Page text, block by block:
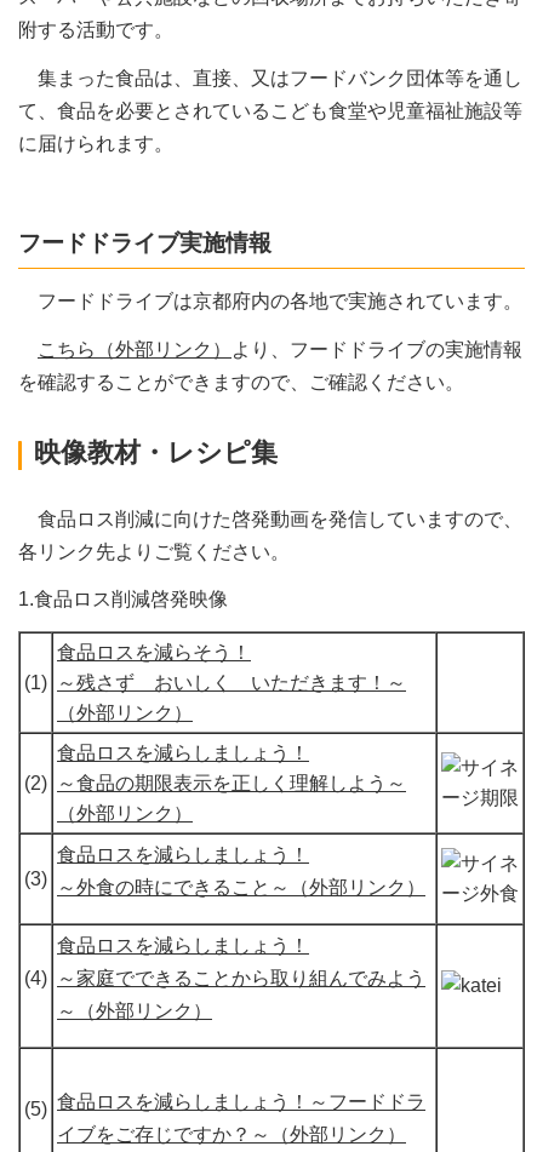
附する活動です。
集まった食品は、直接、又はフードバンク団体等を通し
て、食品を必要とされているこども食堂や児童福祉施設等
に届けられます。
フードドライブ実施情報
フードドライブは京都府内の各地で実施されています。
こちら（外部リンク）
より、フードドライブの実施情報
を確認することができますので、ご確認ください。
映像教材・レシピ集
食品ロス削減に向けた啓発動画を発信していますので、
各リンク先よりご覧ください。
1.食品ロス削減啓発映像
(1)
食品ロスを減らそう！
～残さず おいしく いただきます！～
（外部リンク）
(2)
食品ロスを減らしましょう！
～食品の期限表示を正しく理解しよう～
（外部リンク）
(3)
食品ロスを減らしましょう！
～外食の時にできること～（外部リンク）
(4)
食品ロスを減らしましょう！
～家庭でできることから取り組んでみよう
～（外部リンク）
(5) 食品ロスを減らしましょう！～フードドラ
イブをご存じですか？～（外部リンク）